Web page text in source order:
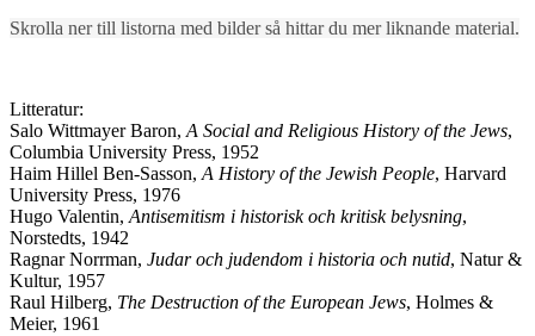
Skrolla ner till listorna med bilder så hittar du mer liknande material.
Litteratur:
Salo Wittmayer Baron,A Social and Religious History of the Jews,
Columbia University Press, 1952
Haim Hillel Ben-Sasson,A History of the Jewish People, Harvard
University Press, 1976
Hugo Valentin,Antisemitism i historisk och kritisk belysning,
Norstedts, 1942
Ragnar Norrman, Judar och judendom i historia och nutid, Natur &
Kultur, 1957
Raul Hilberg, The Destruction of the European Jews, Holmes &
Meier, 1961